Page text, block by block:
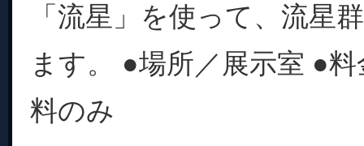
「流星」を使って、流星
ます。 ●場所／展示室 ●
料のみ